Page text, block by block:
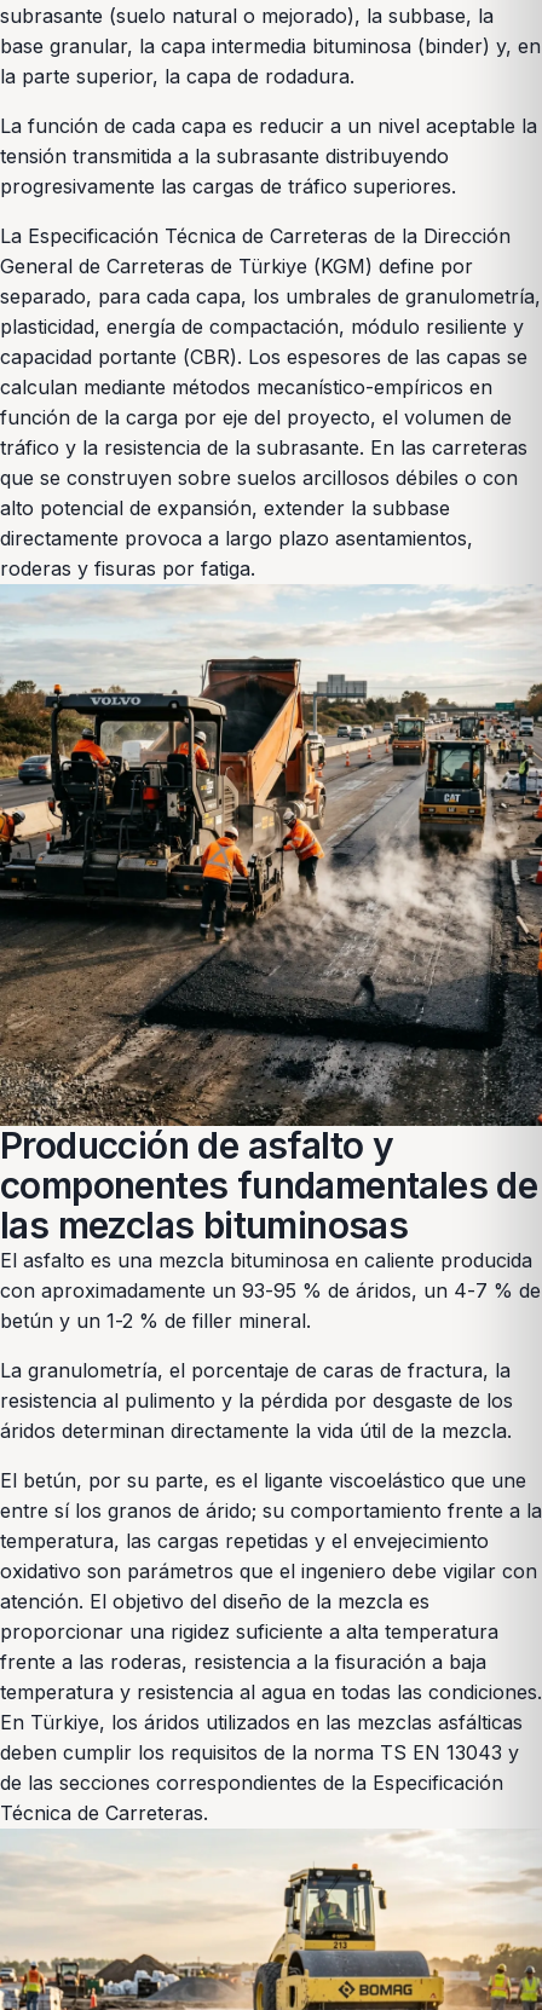
subrasante (suelo natural o mejorado), la subbase, la
base granular, la capa intermedia bituminosa (binder) y, en
la parte superior, la capa de rodadura.
La función de cada capa es reducir a un nivel aceptable la
tensión transmitida a la subrasante distribuyendo
progresivamente las cargas de tráfico superiores.
La Especificación Técnica de Carreteras de la Dirección
General de Carreteras de Türkiye (KGM) define por
separado, para cada capa, los umbrales de granulometría,
plasticidad, energía de compactación, módulo resiliente y
capacidad portante (CBR). Los espesores de las capas se
calculan mediante métodos mecanístico-empíricos en
función de la carga por eje del proyecto, el volumen de
tráfico y la resistencia de la subrasante. En las carreteras
que se construyen sobre suelos arcillosos débiles o con
alto potencial de expansión, extender la subbase
directamente provoca a largo plazo asentamientos,
roderas y fisuras por fatiga.
Producción de asfalto y
componentes fundamentales de
las mezclas bituminosas
El asfalto es una mezcla bituminosa en caliente producida
con aproximadamente un 93-95 % de áridos, un 4-7 % de
betún y un 1-2 % de filler mineral.
La granulometría, el porcentaje de caras de fractura, la
resistencia al pulimento y la pérdida por desgaste de los
áridos determinan directamente la vida útil de la mezcla.
El betún, por su parte, es el ligante viscoelástico que une
entre sí los granos de árido; su comportamiento frente a la
temperatura, las cargas repetidas y el envejecimiento
oxidativo son parámetros que el ingeniero debe vigilar con
atención. El objetivo del diseño de la mezcla es
proporcionar una rigidez suficiente a alta temperatura
frente a las roderas, resistencia a la fisuración a baja
temperatura y resistencia al agua en todas las condiciones.
En Türkiye, los áridos utilizados en las mezclas asfálticas
deben cumplir los requisitos de la norma TS EN 13043 y
de las secciones correspondientes de la Especificación
Técnica de Carreteras.